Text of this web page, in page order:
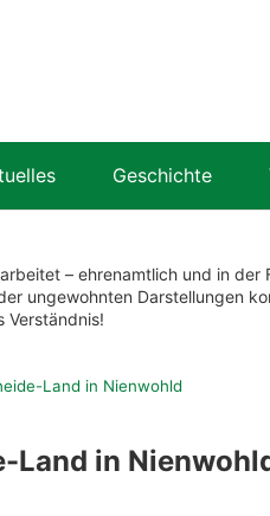
Geschichte
– ehrenamtlich und in der
ungewohnten Darstellungen
Verständnis!
Land in Nienwohld
Land in